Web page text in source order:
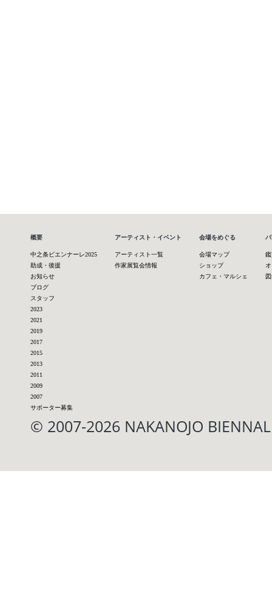
概要
中之条ビエンナーレ2025
助成・後援
お知らせ
ブログ
スタッフ
2023
2021
2019
2017
2015
2013
2011
2009
2007
サポーター募集
アーティスト・イベント
アーティスト一覧
作家展覧会情報
会場をめぐる
会場マップ
ショップ
カフェ・マルシェ
© 2007-2026 NAKANOJO